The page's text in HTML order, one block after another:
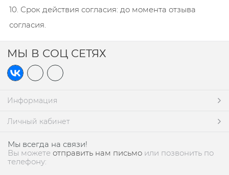
10. Срок действия согласия: до момента отзыва
согласия.
МЫ В СОЦ СЕТЯХ
Информация
Личный кабинет
Мы всегда на связи!
Вы можете отправить нам письмо или позвонить по
телефону: